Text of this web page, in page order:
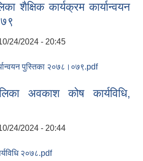
शैक्षिक कार्यक्रम कार्यान्वयन
24/2024 - 20:45
पुस्तिका २०७८।०७९.pdf
२०७८/०७९अवकाश कोष कार्यविधि,
24/2024 - 20:44
२०७८.pdf